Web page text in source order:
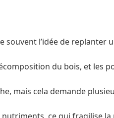
souvent l’idée de replanter
du bois, et les
mais cela demande